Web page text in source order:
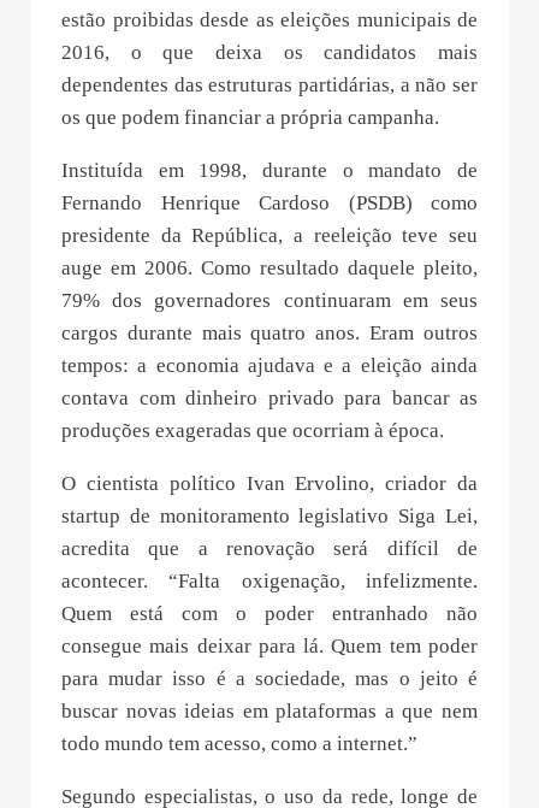
estão proibidas desde as eleições municipais de
2016, o que deixa os candidatos mais
dependentes das estruturas partidárias, a não ser
os que podem financiar a própria campanha.
Instituída em 1998, durante o mandato de
Fernando Henrique Cardoso (PSDB) como
presidente da República, a reeleição teve seu
auge em 2006. Como resultado daquele pleito,
79% dos governadores continuaram em seus
cargos durante mais quatro anos. Eram outros
tempos: a economia ajudava e a eleição ainda
contava com dinheiro privado para bancar as
produções exageradas que ocorriam à época.
O cientista político Ivan Ervolino, criador da
startup de monitoramento legislativo Siga Lei,
acredita que a renovação será difícil de
acontecer. “Falta oxigenação, infelizmente.
Quem está com o poder entranhado não
consegue mais deixar para lá. Quem tem poder
para mudar isso é a sociedade, mas o jeito é
buscar novas ideias em plataformas a que nem
todo mundo tem acesso, como a internet.”
Segundo especialistas, o uso da rede, longe de